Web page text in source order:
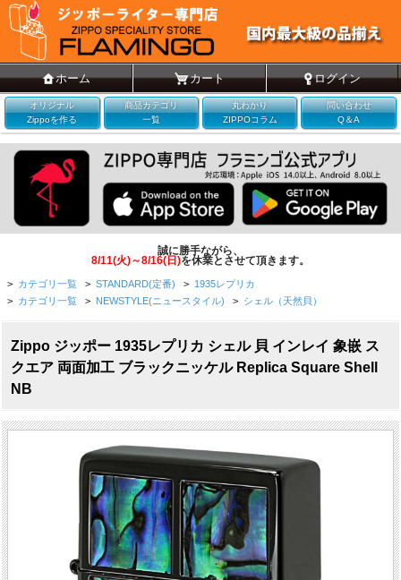
ホーム カート ログイン
オリジナル
Zippoを作る
商品カテゴリ
一覧
丸わかり
ZIPPOコラム
問い合わせ
Q＆A
誠に勝手ながら、
8/11(火)～8/16(日)を休業とさせて頂きます。
> カテゴリ一覧 > STANDARD(定番) > 1935レプリカ
> カテゴリ一覧 > NEWSTYLE(ニュースタイル) > シェル（天然貝）
Zippo ジッポー 1935レプリカ シェル 貝 インレイ 象嵌 ス
クエア 両面加工 ブラックニッケル Replica Square Shell
NB